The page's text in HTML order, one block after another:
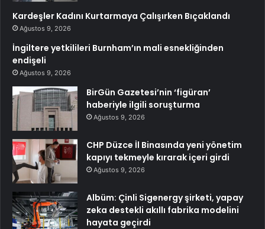
Kardeşler Kadını Kurtarmaya Çalışırken Bıçaklandı
Ağustos 9, 2026
İngiltere yetkilileri Burnham’ın mali esnekliğinden
endişeli
Ağustos 9, 2026
BirGün Gazetesi’nin ‘figüran’
haberiyle ilgili soruşturma
Ağustos 9, 2026
CHP Düzce İl Binasında yeni yönetim
kapıyı tekmeyle kırarak içeri girdi
Ağustos 9, 2026
Albüm: Çinli Sigenergy şirketi, yapay
zeka destekli akıllı fabrika modelini
hayata geçirdi